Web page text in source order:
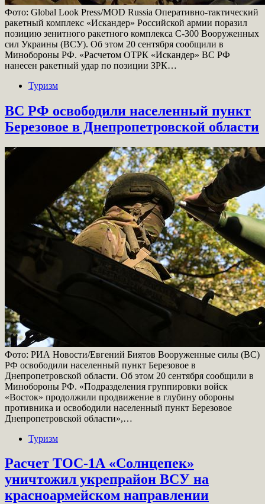
Фото: Global Look Press/MOD Russia Оперативно-тактический
ракетный комплекс «Искандер» Российской армии поразил
позицию зенитного ракетного комплекса С-300 Вооруженных
сил Украины (ВСУ). Об этом 20 сентября сообщили в
Минобороны РФ. «Расчетом ОТРК «Искандер» ВС РФ
нанесен ракетный удар по позиции ЗРК…
Туризм
ВС РФ освободили населенный пункт
Березовое в Днепропетровской области
Фото: РИА Новости/Евгений Биятов Вооруженные силы (ВС)
РФ освободили населенный пункт Березовое в
Днепропетровской области. Об этом 20 сентября сообщили в
Минобороны РФ. «Подразделения группировки войск
«Восток» продолжили продвижение в глубину обороны
противника и освободили населенный пункт Березовое
Днепропетровской области»,…
Туризм
Расчет ТОС-1А «Солнцепек»
уничтожил укрепрайон ВСУ на
красноармейском направлении